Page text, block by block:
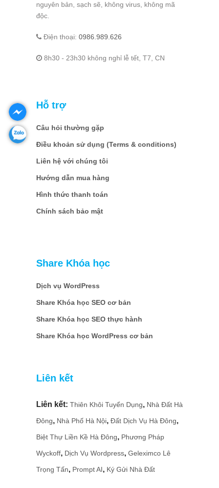
nguyên bản, sạch sẽ, không virus, không mã
độc.
Điện thoại: 0986.989.626
8h30 - 23h30 không nghỉ lễ tết, T7, CN
Hỗ trợ
Câu hỏi thường gặp
Điều khoản sử dụng (Terms & conditions)
Liên hệ với chúng tôi
Hướng dẫn mua hàng
Hình thức thanh toán
Chính sách bảo mật
Share Khóa học
Dịch vụ WordPress
Share Khóa học SEO cơ bản
Share Khóa học SEO thực hành
Share Khóa học WordPress cơ bản
Liên kết
Liên kết: Thiên Khôi Tuyển Dụng, Nhà Đất Hà
Đông, Nhà Phố Hà Nội, Đất Dịch Vụ Hà Đông,
Biệt Thự Liền Kề Hà Đông, Phương Pháp
Wyckoff, Dịch Vụ Wordpress, Geleximco Lê
Trọng Tấn, Prompt AI, Ký Gửi Nhà Đất